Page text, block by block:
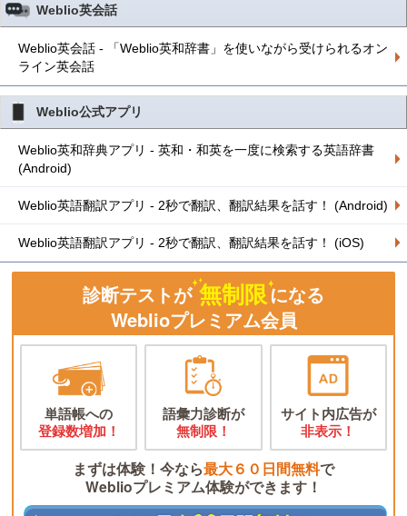
Weblio英会話
Weblio英会話 - 「Weblio英和辞書」を使いながら受けられるオン
ライン英会話
Weblio公式アプリ
Weblio英和辞典アプリ - 英和・和英を一度に検索する英語辞書
(Android)
Weblio英語翻訳アプリ - 2秒で翻訳、翻訳結果を話す！ (Android)
Weblio英語翻訳アプリ - 2秒で翻訳、翻訳結果を話す！ (iOS)
診断テストが 無制限になる
Weblioプレミアム会員
単語帳への
登録数増加！
語彙力診断が
無制限！
サイト内広告が
非表示！
まずは体験！今なら最大６０日間無料で
Weblioプレミアム体験ができます！